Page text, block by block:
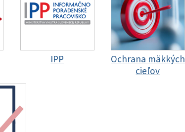
IPP
Ochrana mäkkých
cieľov